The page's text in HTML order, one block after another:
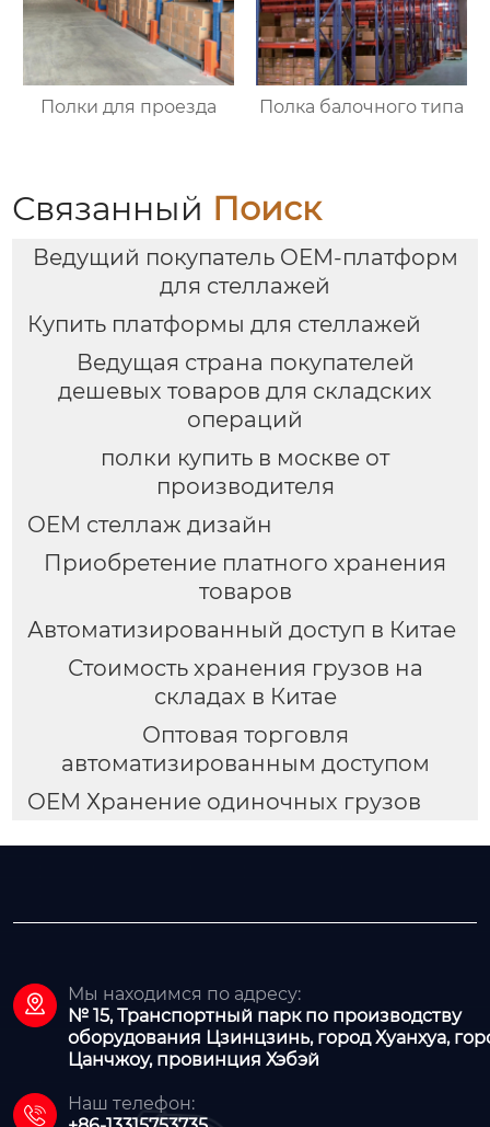
Полки для проезда Полка балочного типа
Связанный Поиск
Ведущий покупатель OEM-платформ
для стеллажей
Купить платформы для стеллажей
Ведущая страна покупателей
дешевых товаров для складских
операций
полки купить в москве от
производителя
OEM стеллаж дизайн
Приобретение платного хранения
товаров
Автоматизированный доступ в Китае
Стоимость хранения грузов на
складах в Китае
Оптовая торговля
автоматизированным доступом
OEM Хранение одиночных грузов

Мы находимся по адресу:
№ 15, Транспортный парк по производству
оборудования Цзинцзинь, город Хуанхуа,
Цанчжоу, провинция Хэбэй

Наш телефон: